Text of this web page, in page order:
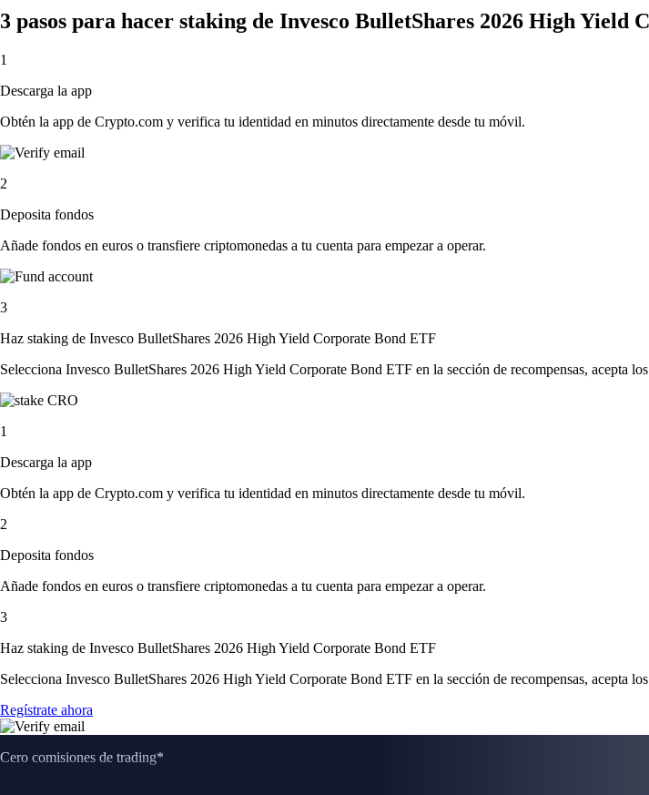
3 pasos para hacer staking de Invesco BulletShares 2026 High Yield
1
Descarga la app
Obtén la app de Crypto.com y verifica tu identidad en minutos directamente desde tu móvil.
2
Deposita fondos
Añade fondos en euros o transfiere criptomonedas a tu cuenta para empezar a operar.
3
Haz staking de Invesco BulletShares 2026 High Yield Corporate Bond ETF
Selecciona Invesco BulletShares 2026 High Yield Corporate Bond ETF en la sección de recompensas, acepta
1
Descarga la app
Obtén la app de Crypto.com y verifica tu identidad en minutos directamente desde tu móvil.
2
Deposita fondos
Añade fondos en euros o transfiere criptomonedas a tu cuenta para empezar a operar.
3
Haz staking de Invesco BulletShares 2026 High Yield Corporate Bond ETF
Selecciona Invesco BulletShares 2026 High Yield Corporate Bond ETF en la sección de recompensas, acepta
Regístrate ahora
Cero comisiones de trading*